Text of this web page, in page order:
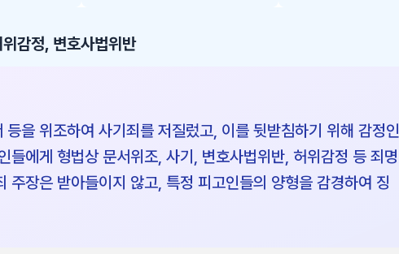
감정, 변호사법위반
을 위조하여 사기죄를 저질렀고, 이를 뒷받침하기 위해 감정인
들에게 형법상 문서위조, 사기, 변호사법위반, 허위감정 등 죄명
주장은 받아들이지 않고, 특정 피고인들의 양형을 감경하여 징